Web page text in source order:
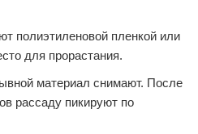
полиэтиленовой пленкой или
для прорастания.
материал снимают. После
рассаду пикируют по